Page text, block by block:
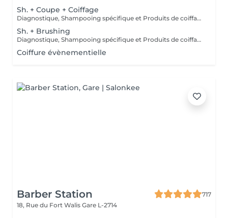
Sh. + Coupe + Coiffage
Diagnostique, Shampooing spécifique et Produits de coiffage inclus.
Sh. + Brushing
Diagnostique, Shampooing spécifique et Produits de coiffage inclus.
Coiffure évènementielle
Barber Station
717
18, Rue du Fort Walis Gare L-2714